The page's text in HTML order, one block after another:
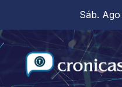
contenido
Sáb.